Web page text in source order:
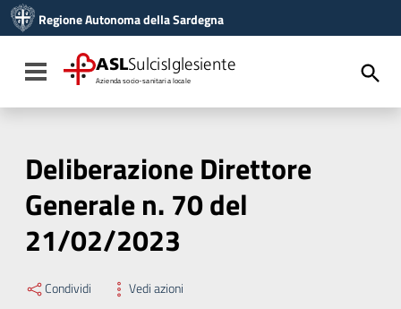
Vai al menu di navigazione
Vai al footer
Regione Autonoma della Sardegna
Toggle navigation
ASLSulcisIglesiente
Azienda socio-sanitaria locale
Deliberazione Direttore
Generale n. 70 del
21/02/2023
Condividi Vedi azioni